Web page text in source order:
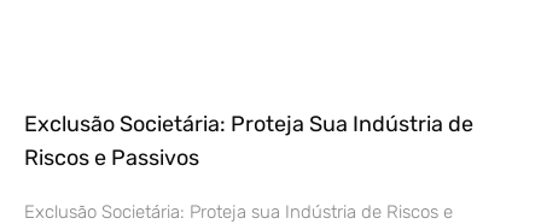
Exclusão Societária: Proteja Sua Indústria de
Riscos e Passivos
Exclusão Societária: Proteja sua Indústria de Riscos e